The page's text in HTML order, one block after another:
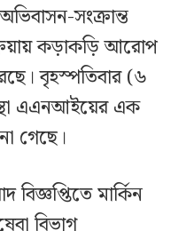
অভিবাসন-সংক্রান্ত
কড়াকড়ি আরোপ
বৃহস্পতিবার (৬
এএনআইয়ের এক
গেছে।
মার্কিন